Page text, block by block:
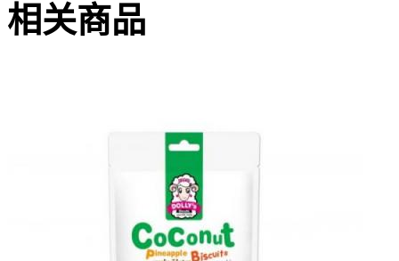
相关商品